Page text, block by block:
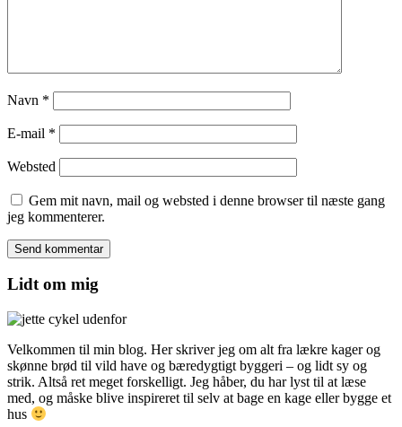
Navn *
E-mail *
Websted
Gem mit navn, mail og websted i denne browser til næste gang
jeg kommenterer.
Lidt om mig
Velkommen til min blog. Her skriver jeg om alt fra lækre kager og
skønne brød til vild have og bæredygtigt byggeri – og lidt sy og
strik. Altså ret meget forskelligt. Jeg håber, du har lyst til at læse
med, og måske blive inspireret til selv at bage en kage eller bygge et
hus